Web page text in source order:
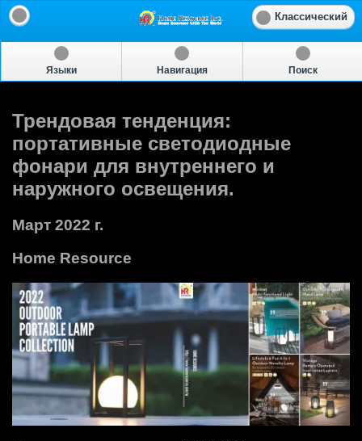
Классический
Языки Навигация Поиск
Трендовая тенденция:
портативные светодиодные
фонари для внутреннего и
наружного освещения.
Март 2022 г.
Home Resource